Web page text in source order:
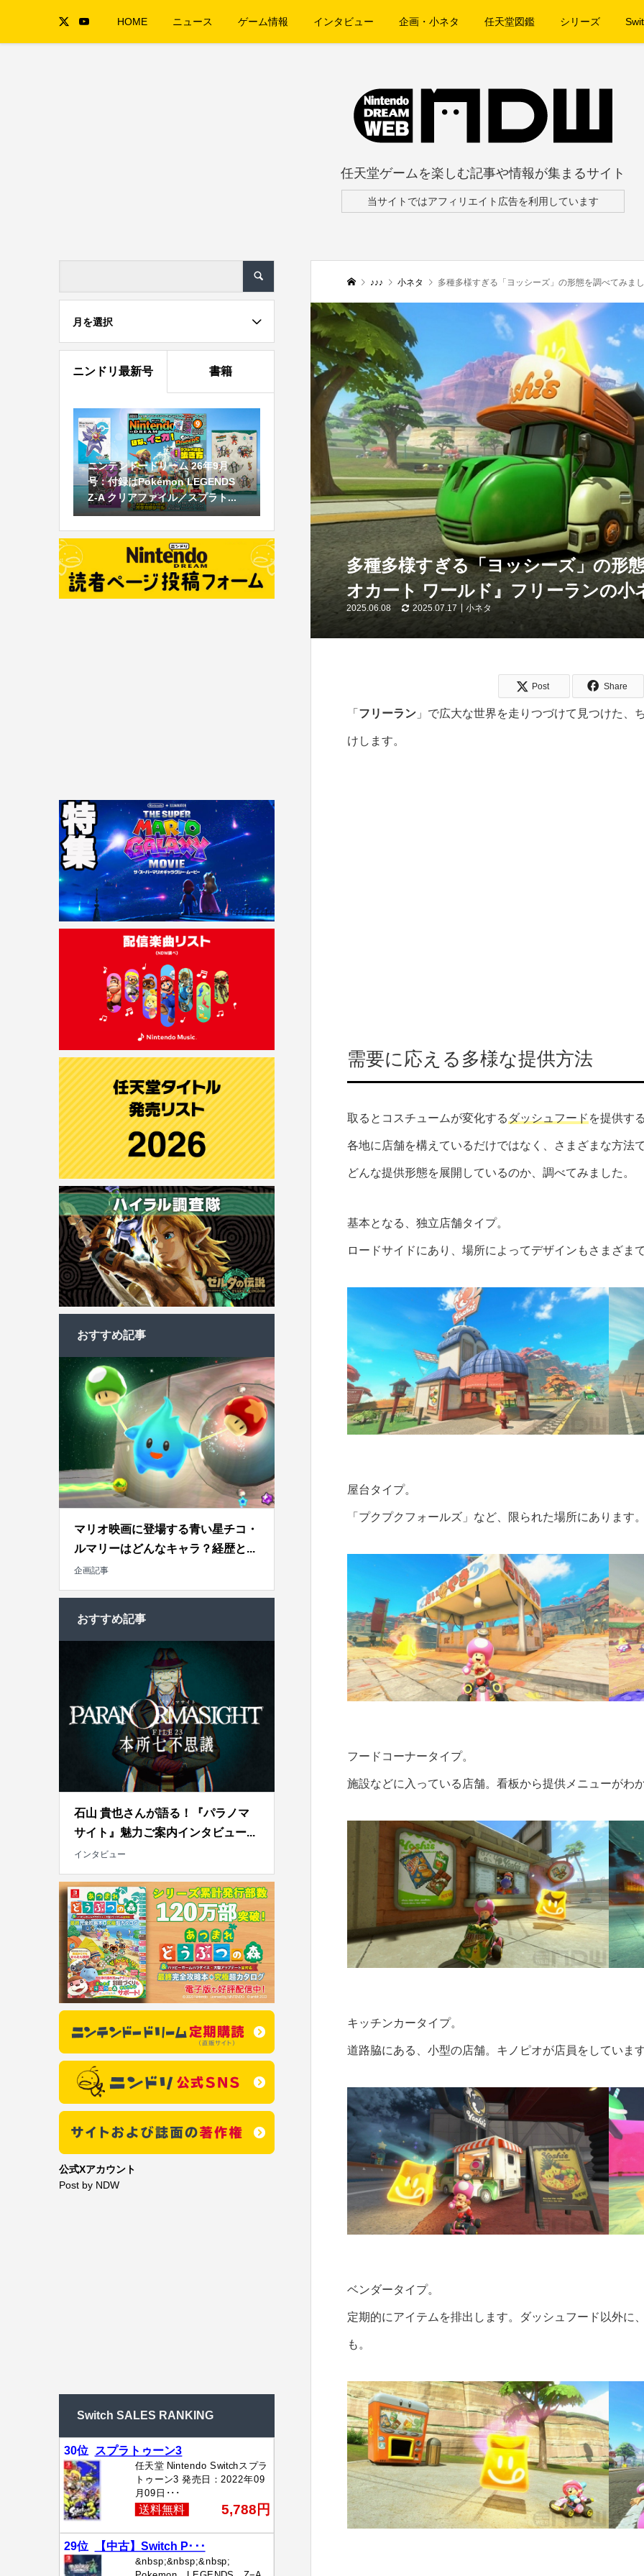
HOME ニュース ゲーム情報 インタビュー 企画・小ネタ 任天堂図鑑 シリーズ
任天堂ゲームを楽しむ記事や情報が集まるサイト
当サイトではアフィリエイト広告を利用しています
♪♪♪ 小ネタ 多種多様すぎる「ヨッシーズ」の形態を調べてみま
多種多様すぎる「ヨッシーズ」の形
オカート ワールド』フリーランの小
2025.06.08 2025.07.17 小ネタ
Post Share
「 フリーラン」で広大な世界を走りつづけて見つけた、
けします。
需要に応える多様な提供方法
取るとコスチュームが変化する ダッシュフード を提供す
各地に店舗を構えているだけではなく、さまざまな方法
どんな提供形態を展開しているのか、調べてみました。
基本となる、独立店舗タイプ。
ロードサイドにあり、場所によってデザインもさまざま
屋台タイプ。
「プクプクフォールズ」など、限られた場所にあります
フードコーナータイプ。
施設などに入っている店舗。看板から提供メニューがわ
キッチンカータイプ。
道路脇にある、小型の店舗。キノピオが店員をしていま
ベンダータイプ。
定期的にアイテムを排出します。ダッシュフード以外に
も。
月を選択
ニンドリ最新号 書籍
ニンテンドードリーム 26年9月
号：付録はPokémon LEGENDS
Z-A クリアファイル／スプラト...
おすすめ記事
マリオ映画に登場する青い星チコ・
ルマリーはどんなキャラ？経歴と...
企画記事
おすすめ記事
石山 貴也さんが語る！『パラノマ
サイト』魅力ご案内インタビュー...
インタビュー
公式Xアカウント
Post by NDW
Switch SALES RANKING